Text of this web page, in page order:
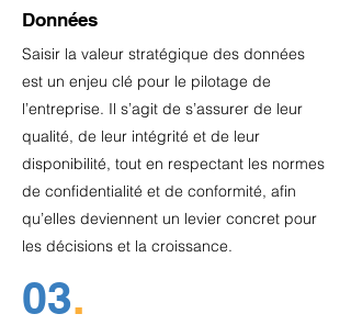
Données
Saisir la valeur stratégique des données
est un enjeu clé pour le pilotage de
l’entreprise. Il s’agit de s’assurer de leur
qualité, de leur intégrité et de leur
disponibilité, tout en respectant les normes
de confidentialité et de conformité, afin
qu’elles deviennent un levier concret pour
les décisions et la croissance.
03.